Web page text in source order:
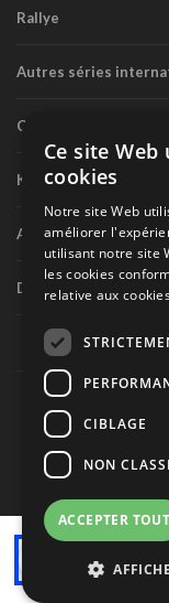
Rallye
Autres séries
Circuit routier
Karting
Autres séries
Divers
Tous droits
Ce site est
Politique
Ce site Web
cookies
Notre site Web
améliorer
utilisant notre site
les cookies
relative aux
CIBLAGE
NON
ACCEPTER TOUT